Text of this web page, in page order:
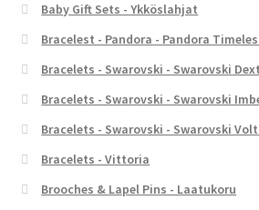
Baby Gift Sets - Ykköslahjat
Bracelest - Pandora - Pandora
Bracelets - Swarovski - Swarovski
Bracelets - Swarovski - Swarovski
Bracelets - Swarovski - Swarovski
Bracelets - Vittoria
Brooches & Lapel Pins - Laatukoru